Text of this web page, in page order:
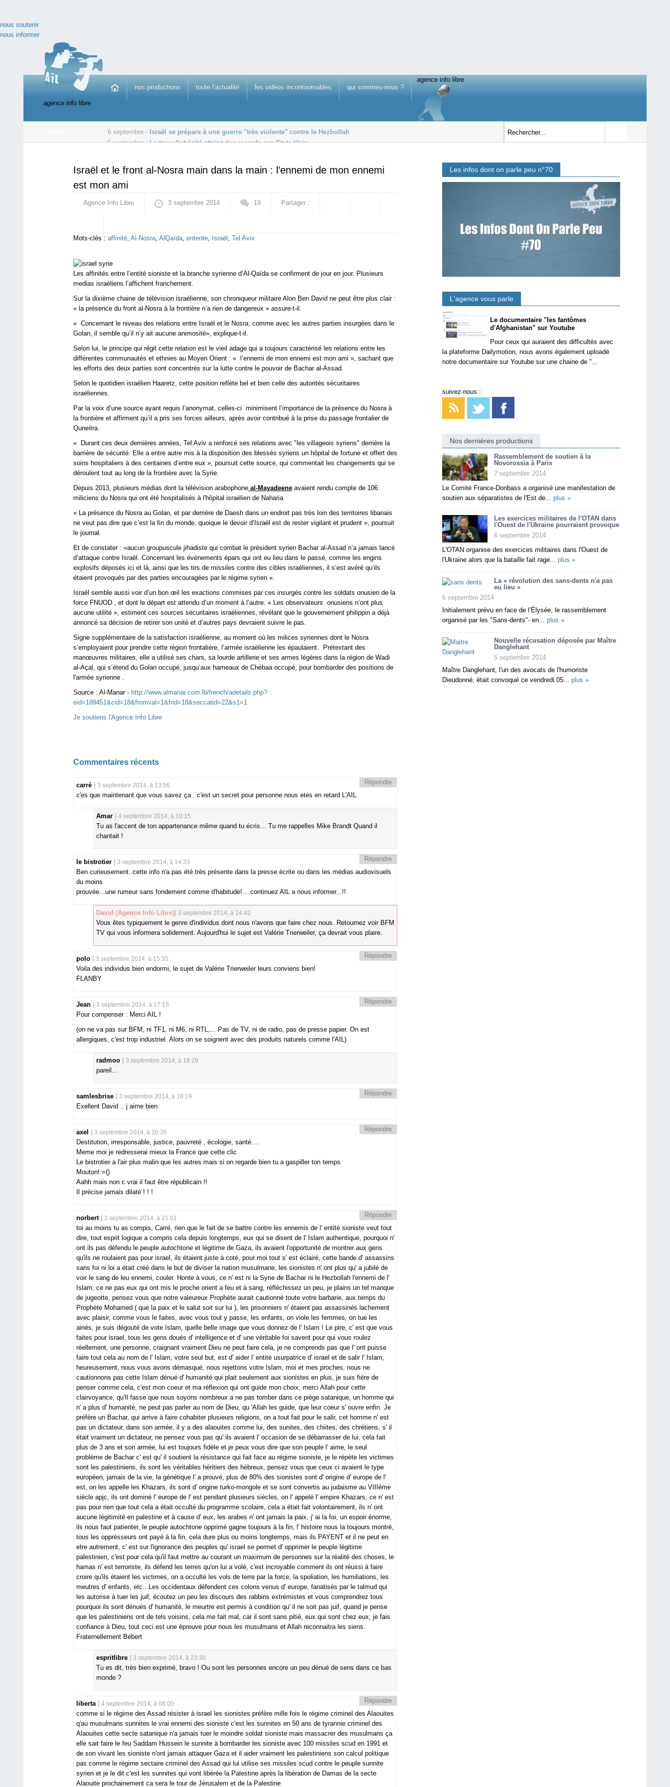
nous soutenir
nous informer
agence info libre
nos productions toute l'actualité les vidéos incontournables qui sommes-nous ?
agence info libre
6 septembre - Israël se prépare à une guerre "très violente" contre le Hezbollah
5 septembre -Le taux d'obésité atteint des records aux Etats-Unis
Israël et le front al-Nosra main dans la main : l’ennemi de mon ennemi
est mon ami
Agence Info Libre 3 septembre 2014 19 Partager :
Mots-clés : affinité, Al-Nosra, AlQaïda, entente, Israël , Tel Aviv
Les affinités entre l’entité sioniste et la branche syrienne d’Al-Qaïda se confirment de jour en jour. Plusieurs
medias israéliens l’affichent franchement.
Sur la dixième chaine de télévision israélienne, son chroniqueur militaire Alon Ben David ne peut être plus clair :
« la présence du front al-Nosra à la frontière n’a rien de dangereux » assure-t-il.
« Concernant le niveau des relations entre Israël et le Nosra, comme avec les autres parties insurgées dans le
Golan, il semble qu’il n’y ait aucune animosité», explique-t-il.
Selon lui, le principe qui régit cette relation est le vieil adage qui a toujours caractérisé les relations entre les
différentes communautés et ethnies au Moyen Orient : « l’ennemi de mon ennemi est mon ami », sachant que
les efforts des deux parties sont concentrés sur la lutte contre le pouvoir de Bachar al-Assad.
Selon le quotidien israélien Haaretz, cette position reflète bel et bien celle des autorités sécuritaires
israéliennes.
Par la voix d’une source ayant requis l’anonymat, celles-ci minimisent l’importance de la présence du Nosra à
la frontière et affirment qu’il a pris ses forces ailleurs, après avoir contribué à la prise du passage frontalier de
Quneitra.
« Durant ces deux dernières années, Tel Aviv a renforcé ses relations avec "les villageois syriens" derrière la
barrière de sécurité. Elle a entre autre mis à la disposition des blessés syriens un hôpital de fortune et offert des
soins hospitaliers à des centaines d’entre eux », poursuit cette source, qui commentait les changements qui se
déroulent tout au long de la frontière avec la Syrie.
Depuis 2013, plusieurs médias dont la télévision arabophone al-Mayadeene avaient rendu compte de 106
miliciens du Nosra qui ont été hospitalisés à l'hôpital israélien de Naharia
« La présence du Nosra au Golan, et par derrière de Daesh dans un endroit pas très loin des territoires libanais
ne veut pas dire que c’est la fin du monde, quoique le devoir d’Israël est de rester vigilant et prudent », poursuit
le journal.
Et de constater : «aucun groupuscule jihadiste qui combat le président syrien Bachar al-Assad n’a jamais lancé
d’attaque contre Israël. Concernant les évènements épars qui ont eu lieu dans le passé, comme les engins
explosifs déposés ici et là, ainsi que les tirs de missiles contre des cibles israéliennes, il s’est avéré qu’ils
étaient provoqués par des parties encouragées par le régime syrien ».
Israël semble aussi voir d’un bon œil les exactions commises par ces insurgés contre les soldats onusien de la
force FNUOD , et dont le départ est attendu d’un moment à l’autre. « Les observateurs onusiens n’ont plus
aucune utilité », estiment ces sources sécuritaires israéliennes, révélant que le gouvernement philippin a déjà
annoncé sa décision de retirer son unité et d’autres pays devraient suivre le pas.
Signe supplémentaire de la satisfaction israélienne, au moment où les milices syriennes dont le Nosra
s’employaient pour prendre cette région frontalière, l’armée israélienne les épaulaient. Prétextant des
manœuvres militaires, elle a utilisé ses chars, sa lourde artillerie et ses armes légères dans la région de Wadi
al-Açal, qui s’étend du Golan occupé, jusqu’aux hameaux de Chébaa occupé, pour bombarder des positions de
l'armée syrienne .
Source : Al-Manar - http://www.almanar.com.lb/french/adetails.php?
eid=189451&cid=18&fromval=1&frid=18&seccatid=22&s1=1
Je soutiens l'Agence Info Libre
Commentaires récents
carré 3 septembre 2014, à 13:56
c'es que maintenant que vous savez ça . c'est un secret pour personne nous etes en retard L'AIL
Répondre
Amar 4 septembre 2014, à 10:15
Tu as l'accent de ton appartenance même quand tu écris... Tu me rappelles Mike Brandt Quand il
chantait !
le bistrotier 3 septembre 2014, à 14:33
Ben curieusement..cette info n'a pas été très présente dans la presse écrite ou dans les médias audiovisuels
du moins
prouvée...une rumeur sans fondement comme d'habitude!....continuez AIL a nous informer...!!
Répondre
David (Agence Info Libre) 3 septembre 2014, à 14:42
Vous êtes typiquement le genre d'individus dont nous n'avons que faire chez nous. Retournez voir BFM
TV qui vous informera solidement. Aujourd'hui le sujet est Valérie Trierweiler, ça devrait vous plaire.
polo 3 septembre 2014, à 15:35
Voila des individus bien endormi, le sujet de Valérie Trierweiler leurs conviens bien!
FLANBY
Répondre
Jean 3 septembre 2014, à 17:15
Pour compenser : Merci AIL !
(on ne va pas sur BFM, ni TF1, ni M6, ni RTL,... Pas de TV, ni de radio, pas de presse papier. On est
allergiques, c'est trop industriel. Alors on se soignent avec des produits naturels comme l'AIL)
Répondre
radmoo 3 septembre 2014, à 18:29
pareil...
samlesbrise 3 septembre 2014, à 18:19
Exellent David .. j aime bien
Répondre
axel 3 septembre 2014, à 20:26
Destitution, irresponsable, justice, pauvreté , écologie, santé....
Meme moi je redresserai mieux la France que cette clic
Le bistrotier a l'air plus malin que les autres mais si on regarde bien tu a gaspiller ton temps
Mouton!:=()
Aahh mais non c vrai il faut être républicain !!
Il précise jamais dilaté ! ! !
Répondre
norbert 3 septembre 2014, à 21:01
toi au moins tu as compis, Carré, rien que le fait de se battre contre les ennemis de l' entité sioniste veut tout
dire, tout esprit logique a compris cela depuis longtemps, eux qui se disent de l' Islam authentique, pourquoi n'
ont ils pas défendu le peuple autochtone et légitime de Gaza, ils avaient l'opportunité de montrer aux gens
qu'ils ne roulaient pas pour israel, ils étaient juste à coté, pour moi tout s' est éclairé, cette bande d' assassins
sans foi ni loi a était créé dans le but de diviser la nation musulmane, les sionistes n' ont plus qu' a jubilé de
voir le sang de leu ennemi, couler. Honte à vous, ce n' est ni la Syrie de Bachar ni le Hezbollah l'ennemi de l'
Islam, ce ne pas eux qui ont mis le proche orient a feu et à sang, réfléchissez un peu, je plains un tel manque
de jugeotte, pensez vous que notre valeureux Prophète aurait cautionné toute votre barbarie, aux temps du
Prophète Mohamed ( que la paix et le salut soit sur lui ), les prisonniers n' étaient pas assassinés lachement
avec plaisir, comme vous le faites, avec vous tout y passe, les enfants, on viole les femmes, on tue les
ainés, je suis dégouté de vote Islam, quelle belle image que vous donnez de l' Islam ! Le pire, c' est que vous
faites pour israel, tous les gens doués d' intelligence et d' une véritable foi savent pour qui vous roulez
réellement, une personne, craignant vraiment Dieu ne peut faire cela, je ne comprends pas que l' ont puisse
faire tout cela au nom de l' Islam, votre seul but, est d' aider l' entité usurpatrice d' israel et de salir l' Islam,
heureusement, nous vous avons démasqué, nous rejettons votre Islam, moi et mes proches, nous ne
cautionnons pas cette Islam dénué d' humanité qui plait seulement aux sionistes en plus, je suis fière de
penser comme cela, c'est mon coeur et ma réflexion qui ont guide mon choix, merci Allah pour cette
clairvoyance, qu'Il fasse que nous soyons nombreux a ne pas tomber dans ce piège satanique, un homme qui
n' a plus d' humanité, ne peut pas parler au nom de Dieu, qu 'Allah les guide, que leur coeur s' ouvre enfin. Je
préfère un Bachar, qui arrive à faire cohabiter plusieurs religions, on a tout fait pour le salir, cet homme n' est
pas un dictateur, dans son armée, il y a des alaouites comme lui, des sunites, des chiites, des chrétiens, s' il
était vraiment un dictateur, ne pensez vous pas qu' ils avaient l' occasion de se débarrasser de lui, cela fait
plus de 3 ans et son armée, lui est toujours fidèle et je peux vous dire que son peuple l' aime, le seul
problème de Bachar c' est qu' il soutient la résistance qui fait face au régime sioniste, je le répète les victimes
sont les palestiniens, ils sont les véritables héritiers des hébreux, pensez vous que ceux ci avaient le type
européen, jamais de la vie, la génétique l' a prouvé, plus de 80% des sionistes sont d' origine d' europe de l'
est, on les appelle les Khazars, ils sont d' origine turko-mongole et se sont convertis au judaisme au VIIIème
siècle apjc, ils ont dominé l' europe de l' est pendant plusieurs siècles, on l' appelé l' empire Khazars, ce n' est
pas pour rien que tout cela a était occulté du programme scolaire, cela a était fait volontairement, ils n' ont
aucune légitimité en palestine et à cause d' eux, les arabes n' ont jamais la paix, j' ai la foi, un espoir énorme,
ils nous faut patienter, le peuple autochtone opprimé gagne toujours à la fin, l' histoire nous la toujours montré,
tous les opprésseurs ont payé à la fin, cela dure plus ou moins longtemps, mais ils PAYENT et il ne peut en
etre autrement, c' est sur l'ignorance des peuples qu' israel se permet d' opprimer le peuple légitime
palestinien, c'est pour cela qu'il faut mettre au courant un maximum de personnes sur la réalité des choses, le
hamas n' est terroriste, ils défend les terres qu'on lui a volé, c'est incroyable comment ils ont réussi à faire
croire qu'ils étaient les victimes, on a occulté les vols de terre par la force, la spoliation, les humiliations, les
meutres d' enfants, etc...Les occidentaux défendent ces colons venus d' europe, fanatisés par le talmud qui
les autorise à tuer les juif, écoutez un peu les discours des rabbins extrémistes et vous comprendrez tous
pourquoi ils sont dénués d' humanité, le meurtre est permis à condition qu' il ne soit pas juif, quand je pense
que les palestiniens ont de tels voisins, cela me fait mal, car il sont sans pitié, eux qui sont chez eux, je fais
confiance à Dieu, tout ceci est une épreuve pour nous les musulmans et Allah reconnaitra les siens.
Fraternellement Bébert
Répondre
espritlibre 3 septembre 2014, à 23:30
Tu es dit, très bien exprimé, bravo ! Ou sont les personnes encore un peu dénué de sens dans ce bas
monde ?
liberta 4 septembre 2014, à 08:00
comme si le régime des Assad résister à israel les sionistes préfère mille fois le régime criminel des Alaouites
q'au musulmans sunnites le vrai ennemi des sioniste c'est les sunnites en 50 ans de tyrannie criminel des
Alaouites cette secte satanique n'a jamais tuer le moindre soldat sioniste mais massacrer des musulmans ça
elle sait faire le feu Saddam Hussein le sunnite à bombarder les sioniste avec 100 missiles scud en 1991 et
de son vivant les sioniste n'ont jamais attaquer Gaza et il aider vraiment les palestiniens son calcul politique
pas comme le régime sectaire criminel des Assad qui lui utilise ses missiles scud contre le peuple sunnite
syrien et je le dit c'est les sunnites qui vont libérée la Palestine après la libération de Damas de la secte
Alaouite prochainement ca sera le tour de Jérusalem et de la Palestine
Répondre
Les infos dont on parle peu n°70
L'agence vous parle
Le documentaire "les fantômes
d'Afghanistan" sur Youtube
Pour ceux qui auraient des difficultés avec
la plateforme Dailymotion, nous avons également uploadé
notre documentaire sur Youtube sur une chaine de "...
suivez-nous :
Nos dernières productions
Rassemblement de soutien à la
Novorossia à Paris
7 septembre 2014
Le Comité France-Donbass a organisé une manifestation de
soutien aux séparatistes de l'Est de... plus »
Les exercices militaires de l'OTAN dans
l'Ouest de l'Ukraine pourraient provoque
6 septembre 2014
L'OTAN organise des exercices militaires dans l'Ouest de
l'Ukraine alors que la bataille fait rage... plus »
La « révolution des sans-dents n'a pas
eu lieu »
6 septembre 2014
Initialement prévu en face de l’Élysée, le rassemblement
organisé par les "Sans-dents"- en... plus »
Nouvelle récusation déposée par Maître
Danglehant
5 septembre 2014
Maître Danglehant, l'un des avocats de l'humoriste
Dieudonné, était convoqué ce vendredi 05... plus »